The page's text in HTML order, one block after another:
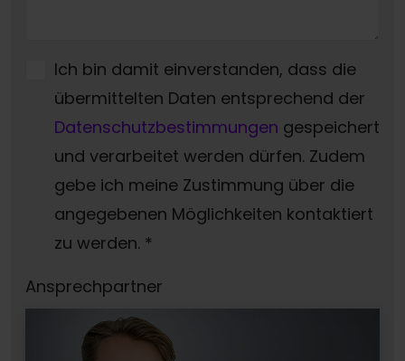
Ich bin damit einverstanden, dass die
übermittelten Daten entsprechend der
Datenschutzbestimmungen gespeichert
und verarbeitet werden dürfen. Zudem
gebe ich meine Zustimmung über die
angegebenen Möglichkeiten kontaktiert
zu werden. *
Ansprechpartner